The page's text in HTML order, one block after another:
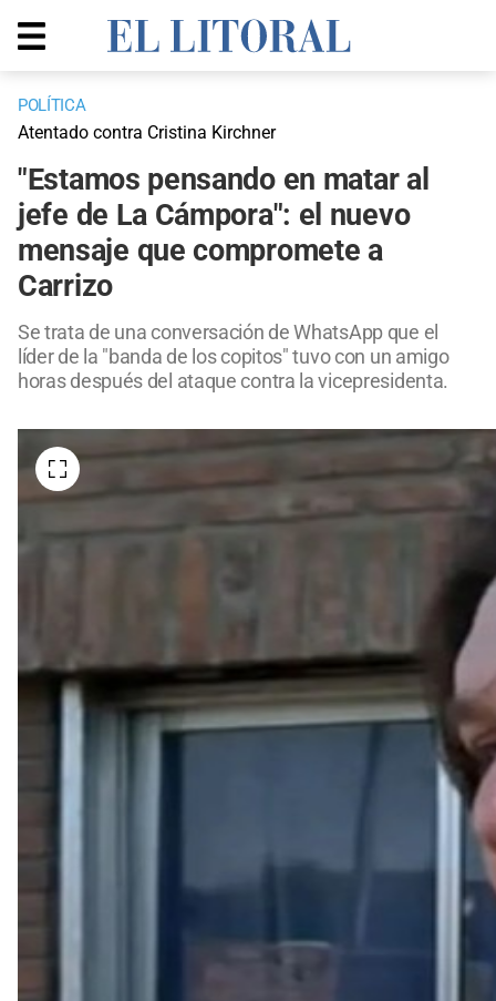
POLÍTICA
Atentado contra Cristina Kirchner
"Estamos pensando en matar al
jefe de La Cámpora": el nuevo
mensaje que compromete a
Carrizo
Se trata de una conversación de WhatsApp que el
líder de la "banda de los copitos" tuvo con un amigo
horas después del ataque contra la vicepresidenta.